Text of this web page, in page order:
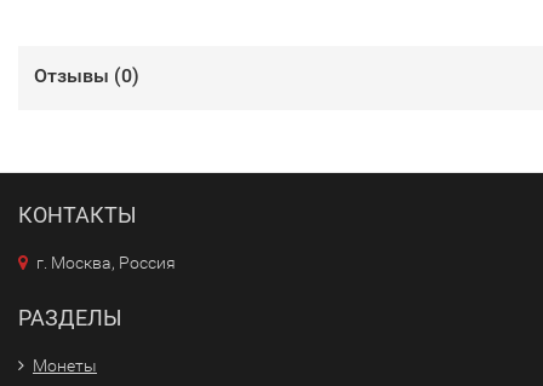
Отзывы (0)
КОНТАКТЫ
г. Москва, Россия
РАЗДЕЛЫ
Монеты